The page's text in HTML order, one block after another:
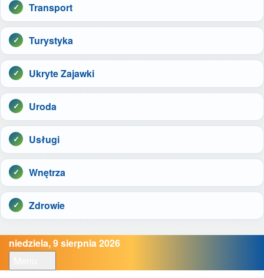
Transport
Turystyka
Ukryte Zajawki
Uroda
Usługi
Wnętrza
Zdrowie
niedziela, 9 sierpnia 2026